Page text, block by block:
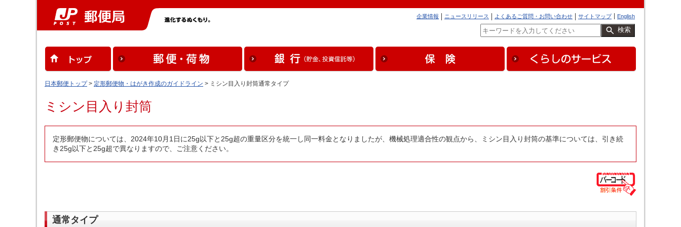
English
サイトマップ
よくあるご質問・お問い合わせ
ニュースリリース
企業情報
検索
日本郵便トップ> 定形郵便物・はがき作成のガイドライン > ミシン目入り封筒通常タイプ
ミシン目入り封筒
定形郵便物については、2024年10月1日に25g以下と25g超の重量区分を統一し同一料金となりましたが、機械処理適合性の観点から、ミシン目入り封筒の基準については、引き続
き25g以下と25g超で異なりますので、ご注意ください。
通常タイプ